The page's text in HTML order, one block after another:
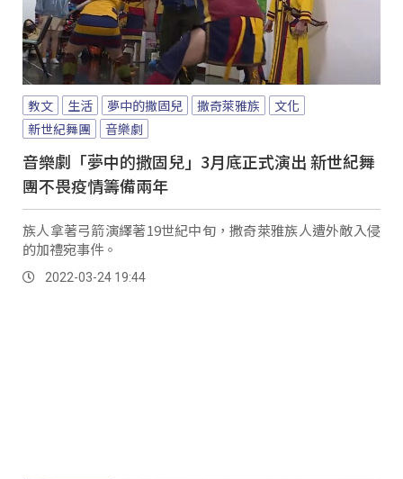
教文 生活 夢中的撒固兒 撒奇萊雅族
文化
新世紀舞團
音樂劇
音樂劇「夢中的撒固兒」3月底正式演出 新世紀舞
團不畏疫情籌備兩年
族人拿著弓箭演繹著19世紀中旬，撒奇萊雅族人遭外敵入侵
的加禮宛事件。
2022-03-24 19:44